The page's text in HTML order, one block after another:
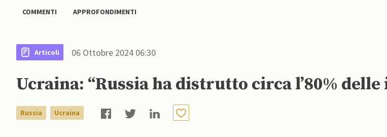
COMMENTI APPROFONDIMENTI
Articoli 06 Ottobre 2024 06:30
Ucraina: “Russia ha distrutto circa l’80%
Russia Ucraina